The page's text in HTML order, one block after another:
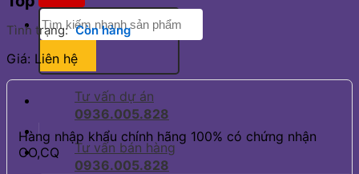
Tìm
kiếm:
Tư vấn dự án
0936.005.828
Tư vấn bán hàng
0936.005.828
Tình trạng: Còn hàng
Giá: Liên hệ
Hàng nhập khẩu chính hãng 100% có chứng nhận
CO,CQ